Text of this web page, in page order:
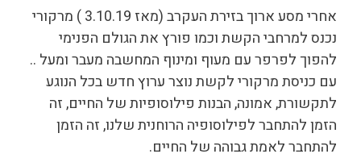
אחרי מסע ארוך בזירת העקרב (מאז 3.10.19 ) מרקורי
נכנס למרחבי הקשת וכמו פורץ את הגולם הפנימי
להפוך לפרפר עם מעוף ומינוף המחשבה מעבר ומעל ..
עם כניסת מרקורי לקשת נוצר ערוץ חדש בכל הנוגע
לתקשורת, אמונה, הבנות פילוסופיות של החיים, זה
הזמן להתחבר לפילוסופיה הרוחנית שלנו, זה הזמן
להתחבר לאמת גבוהה של החיים.